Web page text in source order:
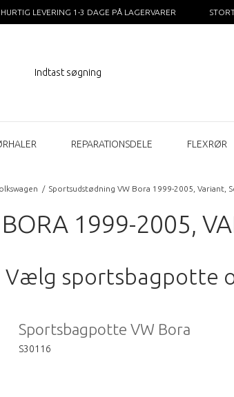
HURTIG LEVERING 1-3 DAGE PÅ LAGERVARER
REPARATIONSDELE FLEXRØR
/ Sportsudstødning VW Bora 1999-2005, Variant,
1999-2005,
Vælg sportsbagpotte
Sportsbagpotte VW Bora
S30116